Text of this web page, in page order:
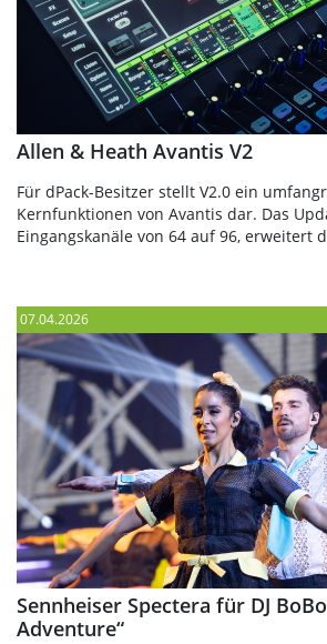
Allen & Heath Avantis V2
Für dPack-Besitzer stellt V2.0 ein
Kernfunktionen von Avantis dar. Das
Eingangskanäle von 64 auf 96, erweitert
07.04.2026
Sennheiser Spectera für DJ
Adventure“